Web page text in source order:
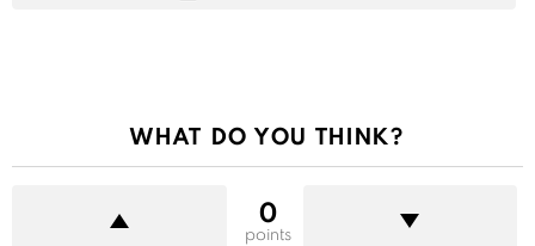
WHAT DO YOU THINK?
0
points